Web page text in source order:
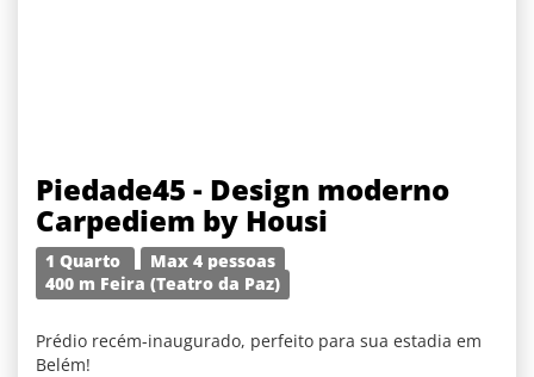
Piedade45 - Design moderno
Carpediem by Housi
1 Quarto
Max 4 pessoas
400 m Feira (Teatro da Paz)
Prédio recém-inaugurado, perfeito para sua estadia em
Belém!